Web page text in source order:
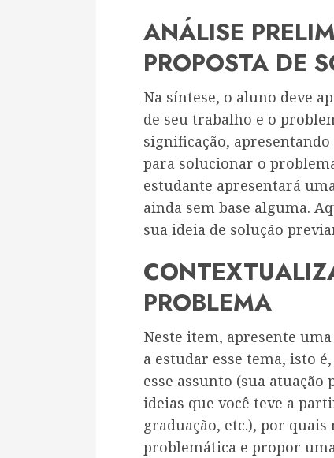
ANÁLISE
PROPOSTA DE
Na síntese, o aluno deve
de seu trabalho e o
significação,
para solucionar o
estudante apresentará
ainda sem base alguma.
sua ideia de solução
PROBLEMA
Neste item, apresente
a estudar esse tema, isto
esse assunto (sua
ideias que você teve a
graduação, etc.), por
problemática e propor